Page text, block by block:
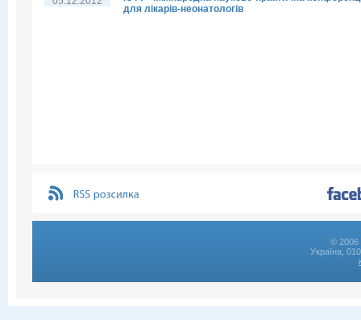
для лікарів-неонатологів
© 2006
Україна,